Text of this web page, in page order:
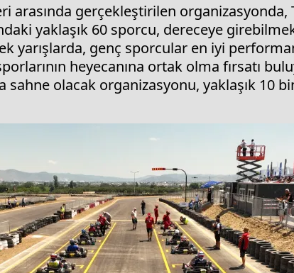
arasında gerçekleştirilen
yaklaşık 60 sporcu, dereceye
yarışlarda, genç sporcular en iyi
heyecanına ortak olma fırsatı
sahne olacak organizasyonu, yaklaşık 10